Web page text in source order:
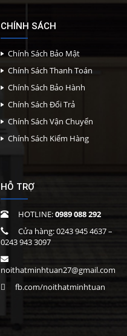
CHÍNH SÁCH
Chính Sách Bảo Mật
Chính Sách Thanh Toán
Chính Sách Bảo Hành
Chính Sách Đổi Trả
Chính Sách Vận Chuyển
Chính Sách Kiểm Hàng
HỖ TRỢ
HOTLINE:0989 088 292
Cửa hàng:0243 945 4637–
0243 943 3097
noithatminhtuan27@gmail.com
fb.com/noithatminhtuan